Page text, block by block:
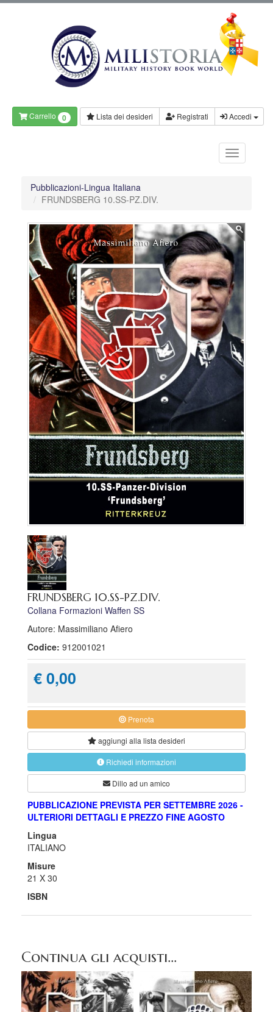
Carrello 0 Lista dei desideri Registrati Accedi
Pubblicazioni-Lingua Italiana
FRUNDSBERG 10.SS-PZ.DIV.
FRUNDSBERG 10.SS-PZ.DIV.
Collana Formazioni Waffen SS
Autore: Massimiliano Afiero
Codice: 912001021
€ 0,00
Prenota
aggiungi alla lista desideri
Richiedi informazioni
Dillo ad un amico
PUBBLICAZIONE PREVISTA PER SETTEMBRE 2026 -
ULTERIORI DETTAGLI E PREZZO FINE AGOSTO
Lingua
ITALIANO
Misure
21 X 30
ISBN
Continua gli acquisti...